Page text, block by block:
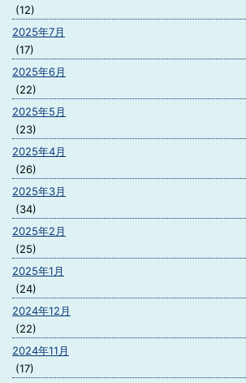
(12)
2025年7月
(17)
2025年6月
(22)
2025年5月
(23)
2025年4月
(26)
2025年3月
(34)
2025年2月
(25)
2025年1月
(24)
2024年12月
(22)
2024年11月
(17)